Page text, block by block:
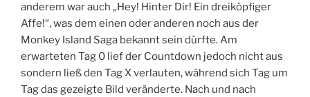
anderem war auch „Hey! Hinter Dir! Ein dreiköpfiger
Affe!“, was dem einen oder anderen noch aus der
Monkey Island Saga bekannt sein dürfte. Am
erwarteten Tag 0 lief der Countdown jedoch nicht aus
sondern ließ den Tag X verlauten, während sich Tag um
Tag das gezeigte Bild veränderte. Nach und nach